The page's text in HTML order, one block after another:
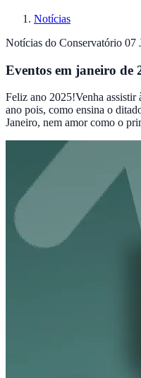
Notícias
Notícias do Conservatório 07
Eventos em janeiro de
Feliz ano 2025!Venha assistir
ano pois, como ensina o
Janeiro, nem amor como o